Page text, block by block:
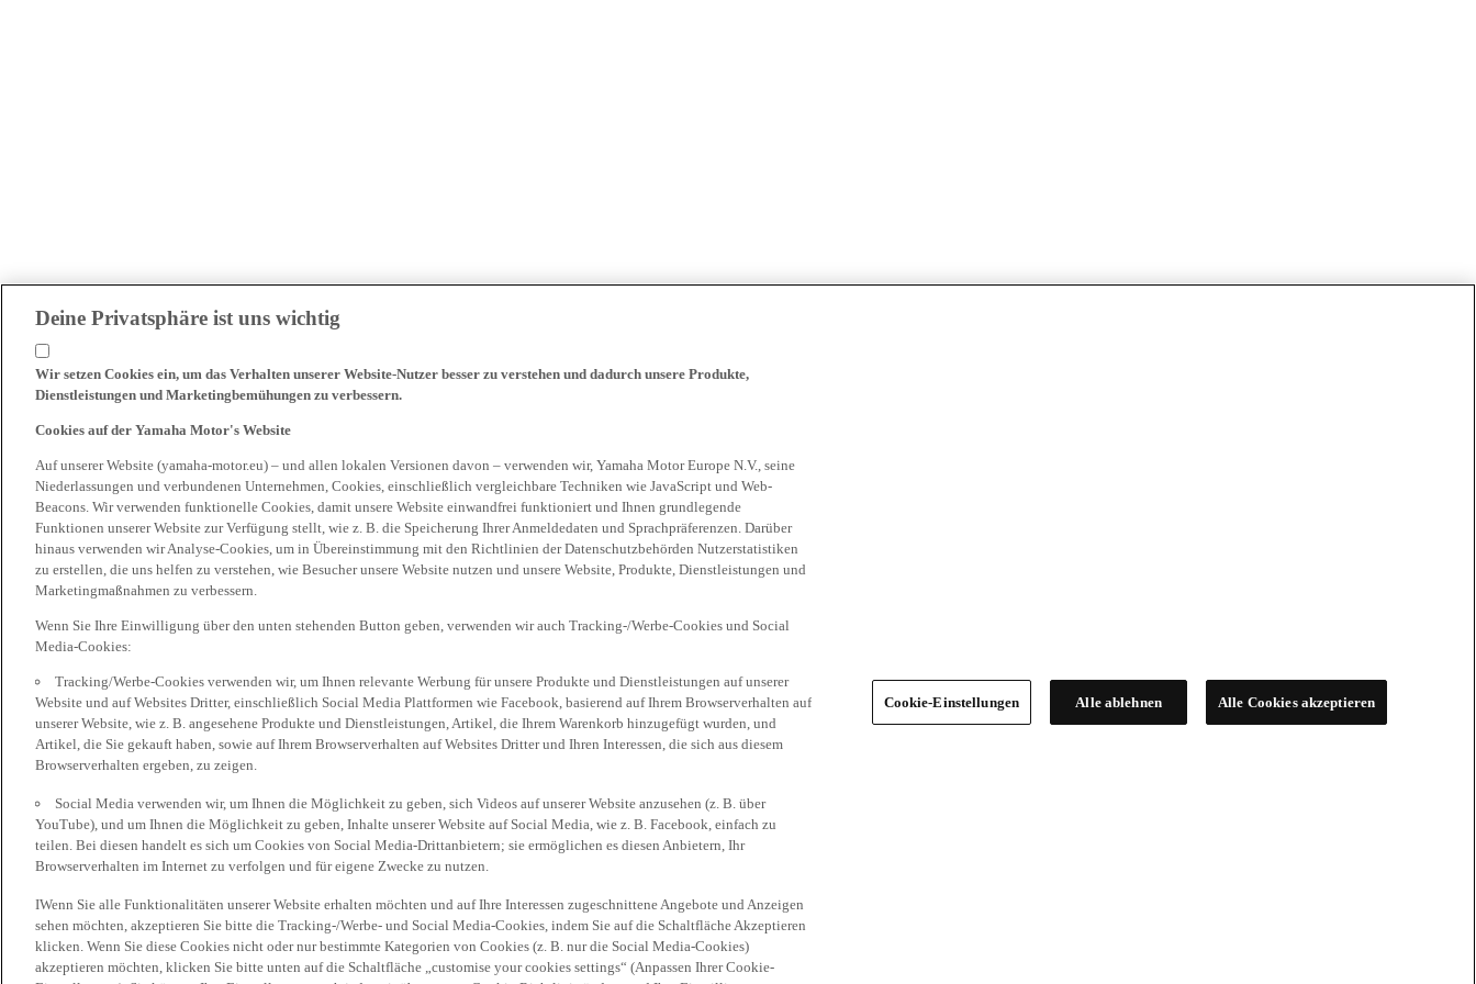
Deine Privatsphäre ist uns wichtig
Wir setzen Cookies ein, um das Verhalten unserer Website-Nutzer besser zu verstehen und dadurch unsere Produkte,
Dienstleistungen und Marketingbemühungen zu verbessern.
Cookies auf der Yamaha Motor's Website
Auf unserer Website (yamaha-motor.eu) – und allen lokalen Versionen davon – verwenden wir, Yamaha Motor Europe N.V., seine
Niederlassungen und verbundenen Unternehmen, Cookies, einschließlich vergleichbare Techniken wie JavaScript und Web-
Beacons. Wir verwenden funktionelle Cookies, damit unsere Website einwandfrei funktioniert und Ihnen grundlegende
Funktionen unserer Website zur Verfügung stellt, wie z. B. die Speicherung Ihrer Anmeldedaten und Sprachpräferenzen. Darüber
hinaus verwenden wir Analyse-Cookies, um in Übereinstimmung mit den Richtlinien der Datenschutzbehörden Nutzerstatistiken
zu erstellen, die uns helfen zu verstehen, wie Besucher unsere Website nutzen und unsere Website, Produkte, Dienstleistungen und
Marketingmaßnahmen zu verbessern.
Wenn Sie Ihre Einwilligung über den unten stehenden Button geben, verwenden wir auch Tracking-/Werbe-Cookies und Social
Media-Cookies:
Tracking/Werbe-Cookies verwenden wir, um Ihnen relevante Werbung für unsere Produkte und Dienstleistungen auf unserer
Website und auf Websites Dritter, einschließlich Social Media Plattformen wie Facebook, basierend auf Ihrem Browserverhalten auf
unserer Website, wie z. B. angesehene Produkte und Dienstleistungen, Artikel, die Ihrem Warenkorb hinzugefügt wurden, und
Artikel, die Sie gekauft haben, sowie auf Ihrem Browserverhalten auf Websites Dritter und Ihren Interessen, die sich aus diesem
Browserverhalten ergeben, zu zeigen.
Social Media verwenden wir, um Ihnen die Möglichkeit zu geben, sich Videos auf unserer Website anzusehen (z. B. über
YouTube), und um Ihnen die Möglichkeit zu geben, Inhalte unserer Website auf Social Media, wie z. B. Facebook, einfach zu
teilen. Bei diesen handelt es sich um Cookies von Social Media-Drittanbietern; sie ermöglichen es diesen Anbietern, Ihr
Browserverhalten im Internet zu verfolgen und für eigene Zwecke zu nutzen.
IWenn Sie alle Funktionalitäten unserer Website erhalten möchten und auf Ihre Interessen zugeschnittene Angebote und Anzeigen
sehen möchten, akzeptieren Sie bitte die Tracking-/Werbe- und Social Media-Cookies, indem Sie auf die Schaltfläche Akzeptieren
klicken. Wenn Sie diese Cookies nicht oder nur bestimmte Kategorien von Cookies (z. B. nur die Social Media-Cookies)
akzeptieren möchten, klicken Sie bitte unten auf die Schaltfläche „customise your cookies settings“ (Anpassen Ihrer Cookie-
Cookie-Einstellungen Alle ablehnen Alle Cookies akzeptieren